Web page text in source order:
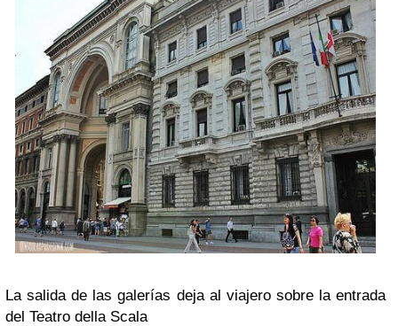
La salida de las galerías deja al viajero sobre la entrada
del Teatro della Scala